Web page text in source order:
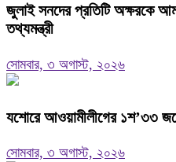
জুলাই সনদের প্রতিটি অক্ষরকে
তথ্যমন্ত্রী
সোমবার, ৩ অগাস্ট, ২০২৬
যশোরে আওয়ামীলীগের ১শ’৩৩
সোমবার, ৩ অগাস্ট, ২০২৬